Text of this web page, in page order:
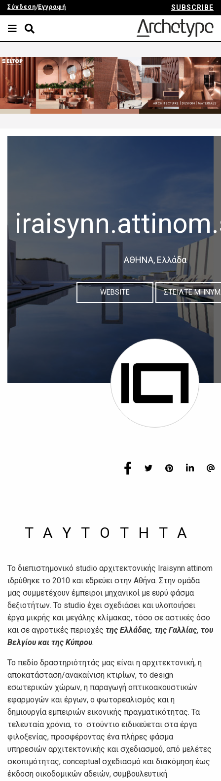
Σύνδεση/Εγγραφή SUBSCRIBE
ΑΘΗΝΑ, Ελλάδα
WEBSITE ΣΤΕΙΛΤΕ
TAYTOTHTA
Το διεπιστημονικό studio αρχιτεκτονικής Iraisynn attinom
ιδρύθηκε το 2010 και εδρεύει στην Αθήνα. Στην ομάδα
μας συμμετέχουν έμπειροι μηχανικοί με ευρύ φάσμα
δεξιοτήτων. Το studio έχει σχεδιάσει και υλοποιήσει
έργα μικρής και μεγάλης κλίμακας, τόσο σε αστικές όσο
και σε αγροτικές περιοχές της Ελλάδας, της Γαλλίας, του
Βελγίου και της Κύπρου.
Το πεδίο δραστηριότητάς μας είναι η αρχιτεκτονική, η
αποκατάσταση/ανακαίνιση κτιρίων, το design
εσωτερικών χώρων, η παραγωγή οπτικοακουστικών
εφαρμογών και έργων, ο φωτορεαλισμός και η
δημιουργία εμπειριών εικονικής πραγματικότητας. Τα
τελευταία χρόνια, το στούντιο ειδικεύεται στα έργα
φιλοξενίας, προσφέροντας ένα πλήρες φάσμα
υπηρεσιών αρχιτεκτονικής και σχεδιασμού, από μελέτες
σκοπιμότητας, conceptual σχεδιασμό και διακόμηση έως
έκδοση οικοδομικών αδειών, συμβουλευτική